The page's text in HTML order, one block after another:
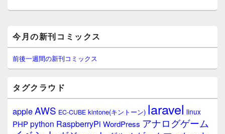
イ
ン
サ
イ
ウ
ィ
ジ
ェ
今月の新刊コミックス
前後一週間の新刊コミックス
タグクラウド
appleAWS EC-CUBE kintone(キントーン) laravel linux
PHPpython RaspberryPi WordPress アナログゲーム